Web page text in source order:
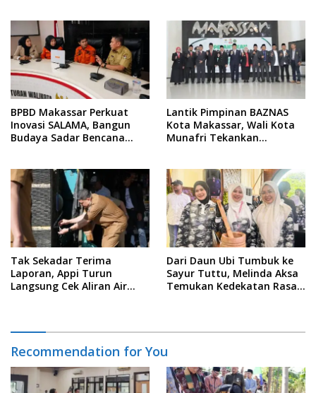
BPBD Makassar Perkuat
Inovasi SALAMA, Bangun
Budaya Sadar Bencana
Lantik Pimpinan BAZNAS
Kota Makassar, Wali Kota
Munafri Tekankan
Data
Tak Sekadar Terima
Laporan, Appi Turun
Langsung Cek Aliran Air
Dari Daun Ubi Tumbuk ke
Sayur Tuttu, Melinda Aksa
Temukan Kedekatan Rasa
Recommendation for You